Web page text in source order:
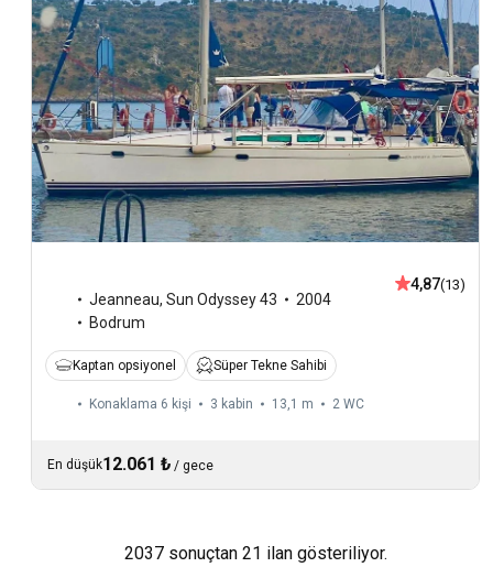
Jeanneau, Sun Odyssey 43
2004
Bodrum
4,87(13)
Kaptan opsiyonel Süper Tekne Sahibi
Konaklama 6 kişi 3 kabin 13,1 m 2 WC
En düşük12.061 ₺ / gece
2037 sonuçtan 21 ilan gösteriliyor.